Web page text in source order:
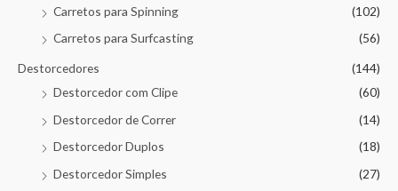
Carretos para Spinning
(102)
Carretos para Surfcasting
(56)
Destorcedores
(144)
Destorcedor com Clipe
(60)
Destorcedor de Correr
(14)
Destorcedor Duplos
(18)
Destorcedor Simples
(27)